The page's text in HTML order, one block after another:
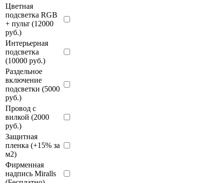
Цветная
подсветка RGB
+ пульт (12000
руб.)
Интерьерная
подсветка
(10000 руб.)
Раздельное
включение
подсветки (5000
руб.)
Провод с
вилкой (2000
руб.)
Защитная
пленка (+15% за
м2)
Фирменная
надпись Miralls